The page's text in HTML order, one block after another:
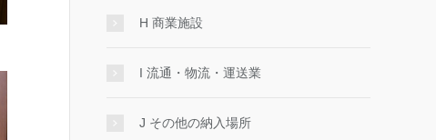
H 商業施設
I 流通・物流・運送業
J その他の納入場所